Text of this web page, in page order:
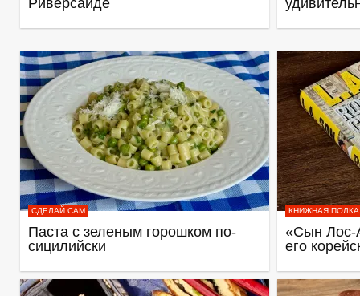
Риверсайде
СДЕЛАЙ САМ
Паста с зеленым горошком по-
сицилийски
КНИЖНАЯ ПОЛКА
«Сын Лос-
его